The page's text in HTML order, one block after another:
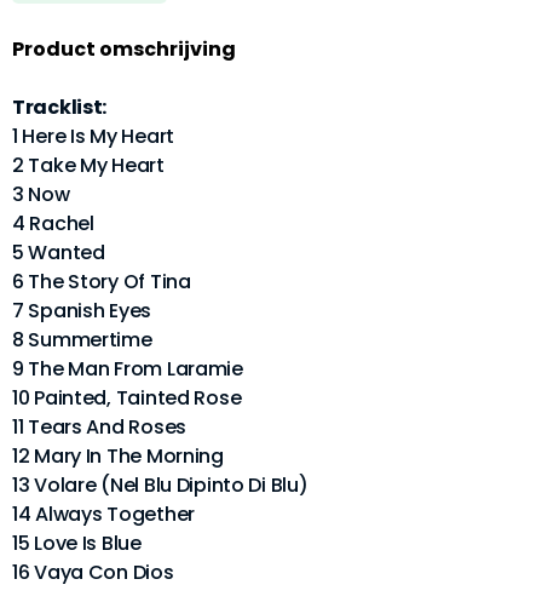
Product omschrijving
Tracklist:
1 Here Is My Heart
2 Take My Heart
3 Now
4 Rachel
5 Wanted
6 The Story Of Tina
7 Spanish Eyes
8 Summertime
9 The Man From Laramie
10 Painted, Tainted Rose
11 Tears And Roses
12 Mary In The Morning
13 Volare (Nel Blu Dipinto Di Blu)
14 Always Together
15 Love Is Blue
16 Vaya Con Dios